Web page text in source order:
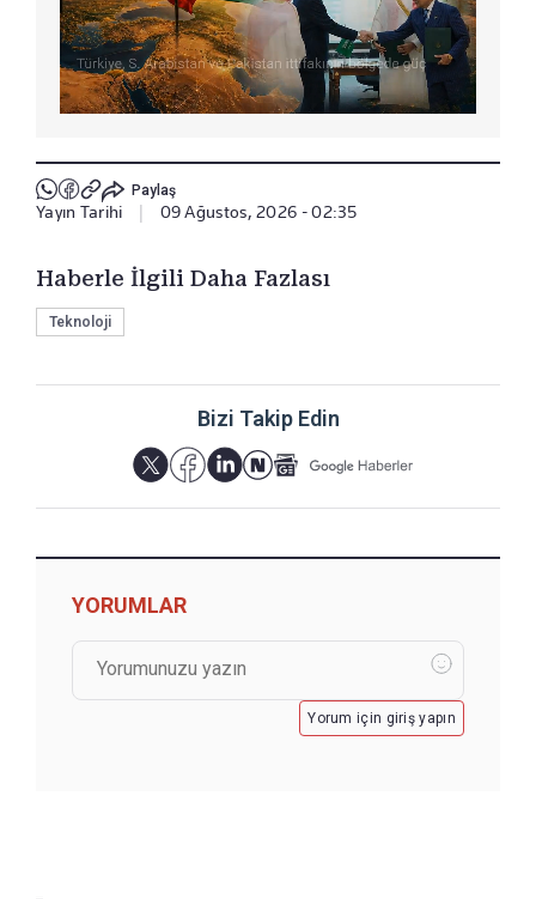
Paylaş
Yayın Tarihi 09 Ağustos, 2026 - 02:35
Haberle İlgili Daha Fazlası
Teknoloji
Bizi Takip Edin
YORUMLAR
Yorum için giriş yapın